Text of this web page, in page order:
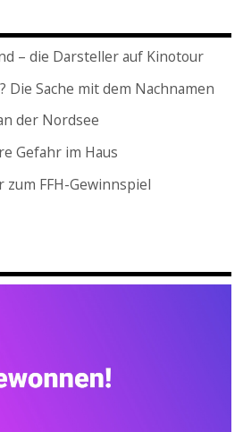
– die Darsteller auf Kinotour
Die Sache mit dem Nachnamen
der Nordsee
Gefahr im Haus
zum FFH-Gewinnspiel